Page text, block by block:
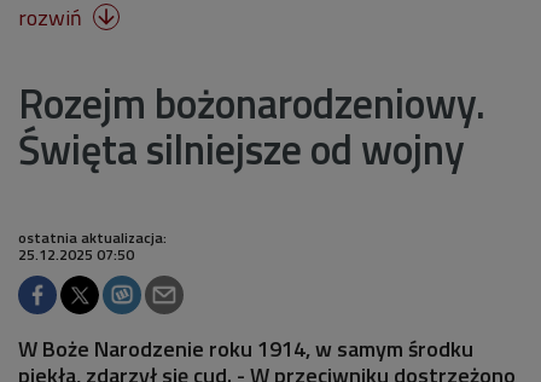
rozwiń 
Rozejm bożonarodzeniowy.
Święta silniejsze od wojny
ostatnia aktualizacja:
25.12.2025 07:50
W Boże Narodzenie roku 1914, w samym środku